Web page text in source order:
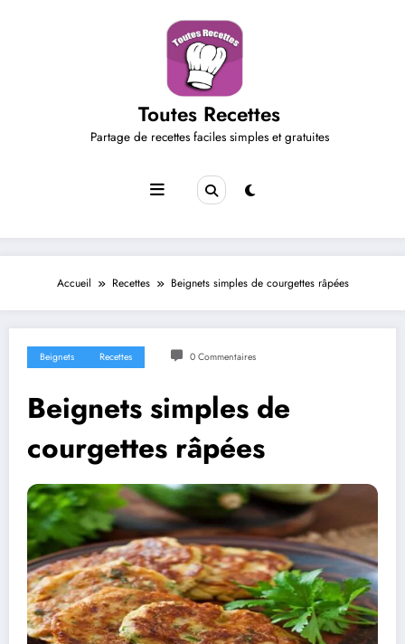
Toutes Recettes
Partage de recettes faciles simples et gratuites
Accueil Recettes Beignets simples de courgettes râpées
Beignets Recettes 0 Commentaires
Beignets simples de
courgettes râpées